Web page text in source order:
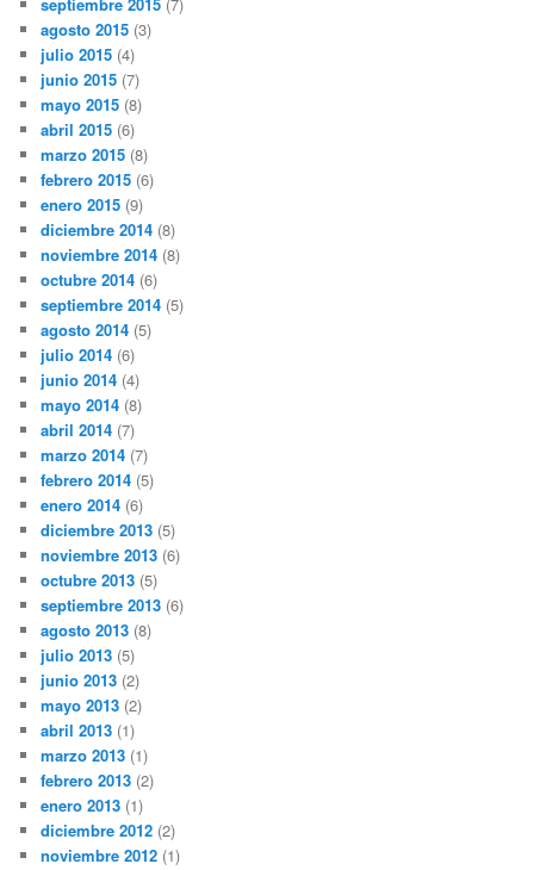
agosto 2015 (3)
julio 2015 (4)
junio 2015 (7)
mayo 2015 (8)
abril 2015 (6)
marzo 2015 (8)
febrero 2015 (6)
enero 2015 (9)
diciembre 2014 (8)
noviembre 2014 (8)
octubre 2014 (6)
septiembre 2014 (5)
agosto 2014 (5)
julio 2014 (6)
junio 2014 (4)
mayo 2014 (8)
abril 2014 (7)
marzo 2014 (7)
febrero 2014 (5)
enero 2014 (6)
diciembre 2013 (5)
noviembre 2013 (6)
octubre 2013 (5)
septiembre 2013 (6)
agosto 2013 (8)
julio 2013 (5)
junio 2013 (2)
mayo 2013 (2)
abril 2013 (1)
marzo 2013 (1)
febrero 2013 (2)
enero 2013 (1)
diciembre 2012 (2)
noviembre 2012 (1)